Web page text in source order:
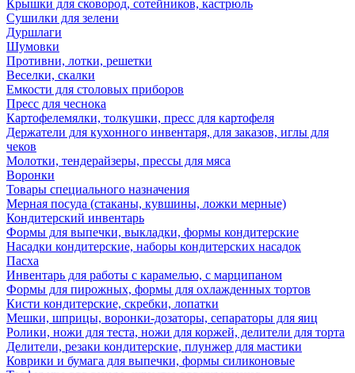
Крышки для сковород, сотейников, кастрюль
Сушилки для зелени
Дуршлаги
Шумовки
Противни, лотки, решетки
Веселки, скалки
Емкости для столовых приборов
Пресс для чеснока
Картофелемялки, толкушки, пресс для картофеля
Держатели для кухонного инвентаря, для заказов, иглы для
чеков
Молотки, тендерайзеры, прессы для мяса
Воронки
Товары специального назначения
Мерная посуда (стаканы, кувшины, ложки мерные)
Кондитерский инвентарь
Формы для выпечки, выкладки, формы кондитерские
Насадки кондитерские, наборы кондитерских насадок
Пасха
Инвентарь для работы с карамелью, с марципаном
Формы для пирожных, формы для охлажденных тортов
Кисти кондитерские, скребки, лопатки
Мешки, шприцы, воронки-дозаторы, сепараторы для яиц
Ролики, ножи для теста, ножи для коржей, делители для торта
Делители, резаки кондитерские, плунжер для мастики
Коврики и бумага для выпечки, формы силиконовые